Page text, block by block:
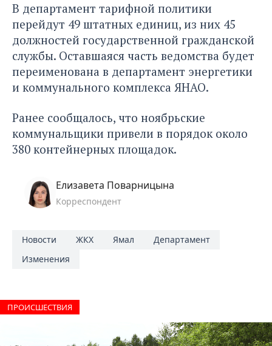
В департамент тарифной политики
перейдут 49 штатных единиц, из них 45
должностей государственной гражданской
службы. Оставшаяся часть ведомства будет
переименована в департамент энергетики
и коммунального комплекса ЯНАО.
Ранее сообщалось, что ноябрьские
коммунальщики привели в порядококоло
380 контейнерных площадок.
Елизавета Поварницына
Корреспондент
Новости ЖКХ Ямал
Департамент
Изменения
ПРОИCШЕСТВИЯ